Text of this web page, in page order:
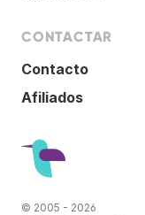
CONTACTAR
Contacto
Afiliados
© 2005 - 2026